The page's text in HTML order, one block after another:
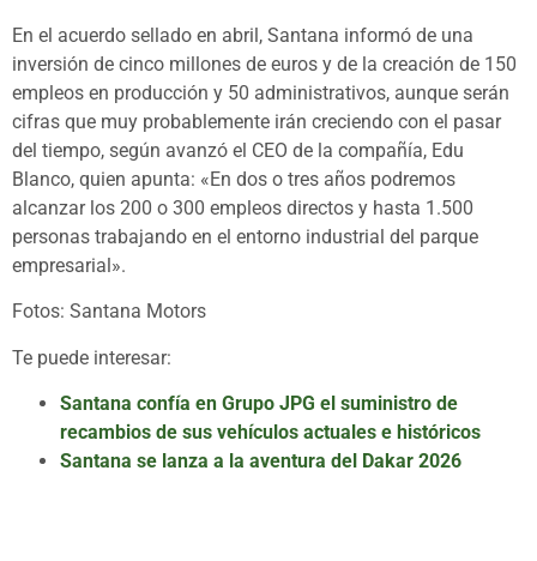
En el acuerdo sellado en abril, Santana informó de una
inversión de cinco millones de euros y de la creación de 150
empleos en producción y 50 administrativos, aunque serán
cifras que muy probablemente irán creciendo con el pasar
del tiempo, según avanzó el CEO de la compañía, Edu
Blanco, quien apunta: «En dos o tres años podremos
alcanzar los 200 o 300 empleos directos y hasta 1.500
personas trabajando en el entorno industrial del parque
empresarial».
Fotos: Santana Motors
Te puede interesar:
Santana confía en Grupo JPG el suministro de
recambios de sus vehículos actuales e históricos
Santana se lanza a la aventura del Dakar 2026